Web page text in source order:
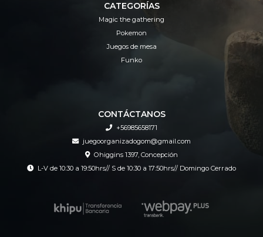
CATEGORÍAS
Magic the gathering
Pokemon
Juegos de mesa
Funko
CONTÁCTANOS
+56985658171
juegoorganizadogom@gmail.com
Ohiggins 1397, Concepción
L-V de 10:30 a 19:50hrs// S de 10:30 a 17:50hrs// Domingo Cerrado